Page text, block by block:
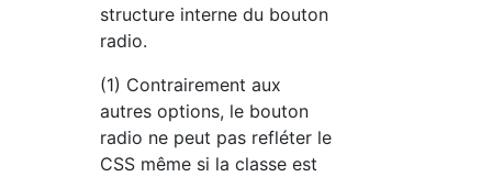
structure interne du bouton
radio.
(1) Contrairement aux
autres options, le bouton
radio ne peut pas refléter le
CSS même si la classe est